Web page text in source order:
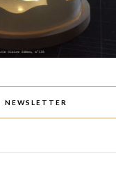
NEWSLETTER